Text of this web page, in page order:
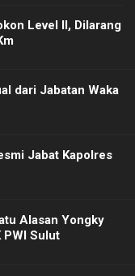
Level II, Dilarang
dari Jabatan Waka
Jabat Kapolres
Alasan Yongky
PWI Sulut